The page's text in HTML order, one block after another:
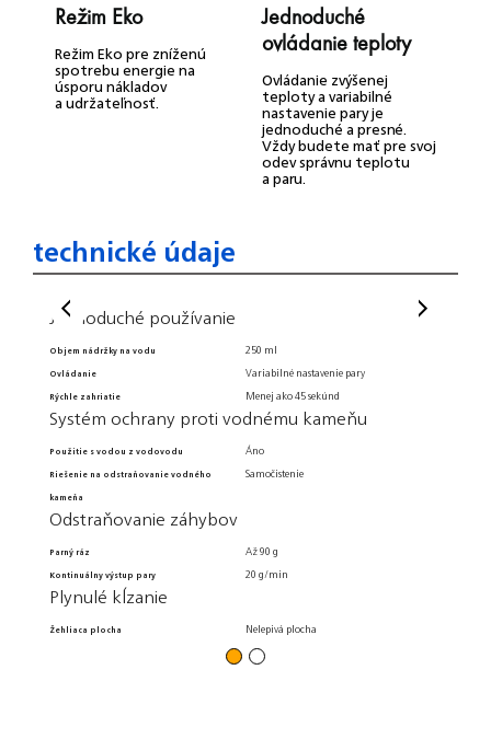
Režim Eko
Režim Eko pre zníženú
spotrebu energie na
úsporu nákladov
a udržateľnosť.
Jednoduché
ovládanie teploty
Ovládanie zvýšenej
teploty a variabilné
nastavenie pary je
jednoduché a presné.
Vždy budete mať pre svoj
odev správnu teplotu
a paru.
technické údaje
Jednoduché používanie
Objem nádržky na vodu
Ovládanie
Rýchle zahriatie
250 ml
Variabilné nastavenie pary
Menej ako 45 sekúnd
Systém ochrany proti vodnému kameňu
Použitie s vodou z vodovodu
Riešenie na odstraňovanie vodného
kameňa
Áno
Samočistenie
Odstraňovanie záhybov
Parný ráz
Kontinuálny výstup pary
Až 90 g
20 g/min
Plynulé kĺzanie
Žehliaca plocha Nelepivá plocha